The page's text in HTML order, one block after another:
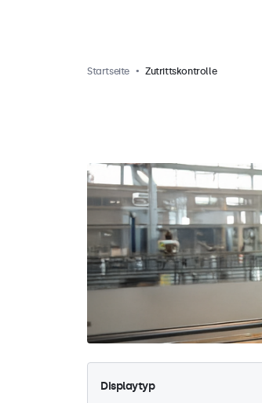
Startseite Zutrittskontrolle
Displaytyp